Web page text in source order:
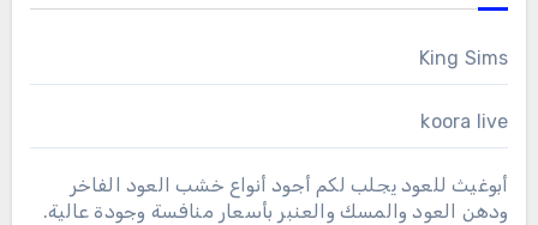
King Sims
koora live
أبوغيث للعود يجلب لكم أجود أنواع خشب العود الفاخر
ودهن العود والمسك والعنبر بأسعار منافسة وجودة عالية.